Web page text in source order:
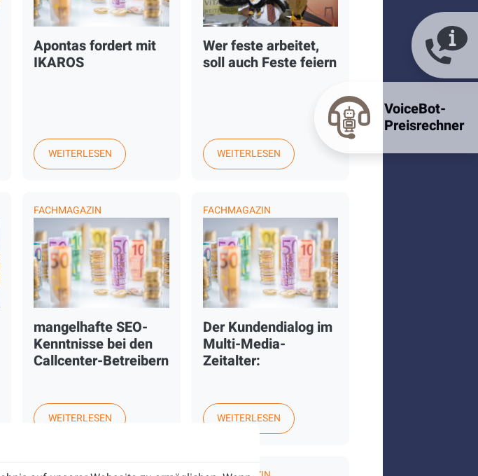
Apontas fordert mit
IKAROS
WEITERLESEN
Wer feste arbeitet,
soll auch Feste feiern
WEITERLESEN
FACHMAGAZIN
mangelhafte SEO-
Kenntnisse bei den
Callcenter-Betreibern
WEITERLESEN
FACHMAGAZIN
Der Kundendialog im
Multi-Media-
Zeitalter:
WEITERLESEN
VoiceBot-
Preisrechner